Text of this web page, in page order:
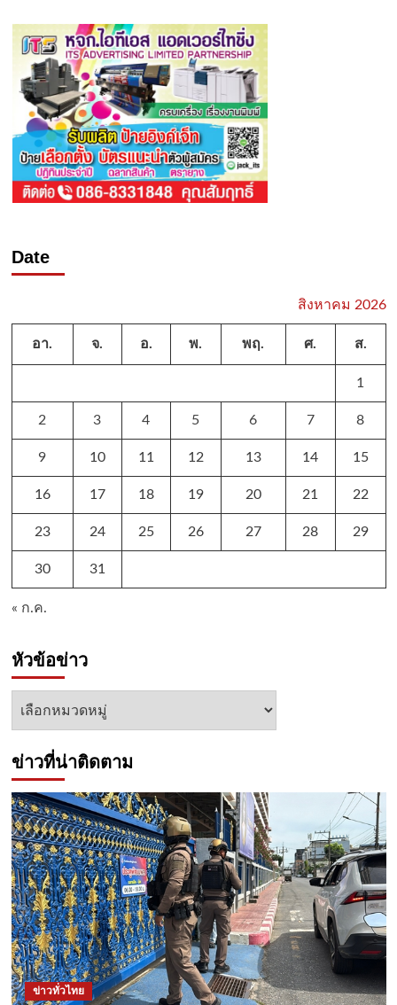
Date
สิงหาคม 2026
อา. จ. อ. พ. พฤ. ศ. ส.
1
2 3 4 5 6 7 8
9 10 11 12 13 14 15
16 17 18 19 20 21 22
23 24 25 26 27 28 29
30 31
« ก.ค.
หัวข้อข่าว
หัวข้อ
ข่าวที่น่าติดตาม
ข่าวทั่วไทย